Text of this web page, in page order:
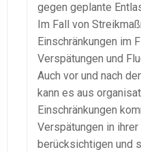
gegen geplante
Im Fall von
Einschränkungen im
Verspätungen und
Auch vor und nach
kann es aus
Einschränkungen
Verspätungen in
berücksichtigen und